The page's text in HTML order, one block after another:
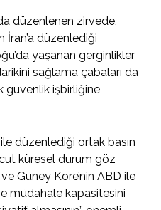
düzenlenen zirvede,
İran’a düzenlediği
yaşanan gerginlikler
sağlama çabaları da
güvenlik işbirliğine
düzenlediği ortak basın
küresel durum göz
Güney Kore’nin ABD ile
müdahale kapasitesini